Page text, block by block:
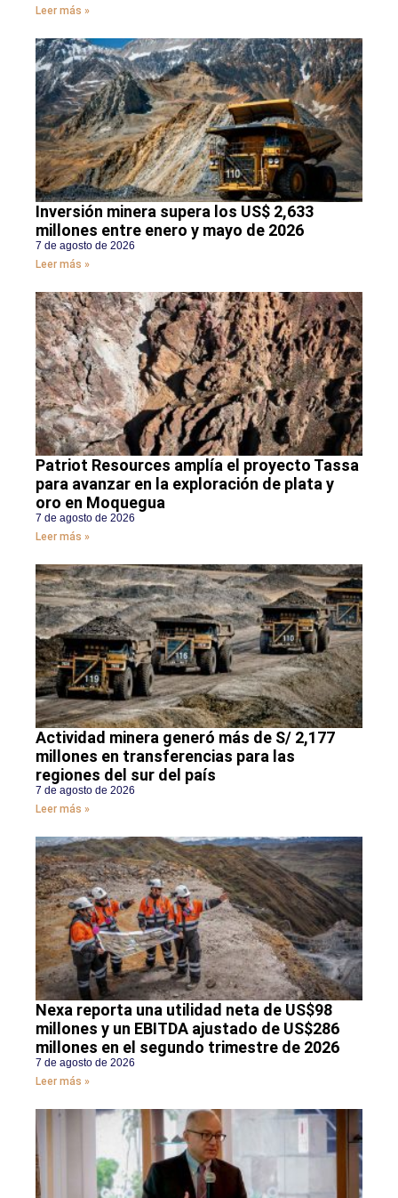
Leer más »
Inversión minera supera los US$ 2,633
millones entre enero y mayo de 2026
7 de agosto de 2026
Leer más »
Patriot Resources amplía el proyecto Tassa
para avanzar en la exploración de plata y
oro en Moquegua
7 de agosto de 2026
Leer más »
Actividad minera generó más de S/ 2,177
millones en transferencias para las
regiones del sur del país
7 de agosto de 2026
Leer más »
Nexa reporta una utilidad neta de US$98
millones y un EBITDA ajustado de US$286
millones en el segundo trimestre de 2026
7 de agosto de 2026
Leer más »